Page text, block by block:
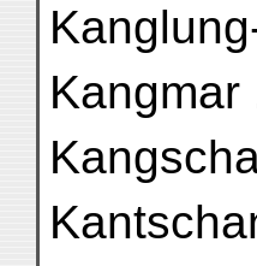
Kangmar